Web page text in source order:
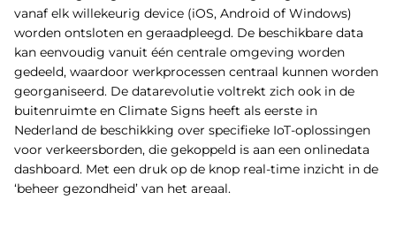
vanaf elk willekeurig device (iOS, Android of Windows)
worden ontsloten en geraadpleegd. De beschikbare data
kan eenvoudig vanuit één centrale omgeving worden
gedeeld, waardoor werkprocessen centraal kunnen worden
georganiseerd. De datarevolutie voltrekt zich ook in de
buitenruimte en Climate Signs heeft als eerste in
Nederland de beschikking over specifieke IoT-oplossingen
voor verkeersborden, die gekoppeld is aan een onlinedata
dashboard. Met een druk op de knop real-time inzicht in de
‘beheer gezondheid’ van het areaal.